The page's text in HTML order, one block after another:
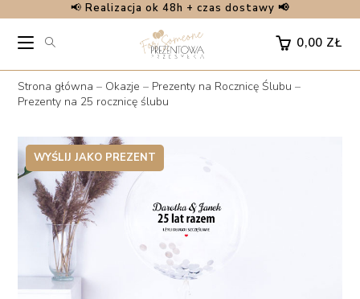
content
📢 Realizacja ok 48h + czas dostawy 📢
0,00 ZŁ
Strona główna – Okazje – Prezenty na Rocznicę Ślubu –
Prezenty na 25 rocznicę ślubu
WYŚLIJ JAKO PREZENT